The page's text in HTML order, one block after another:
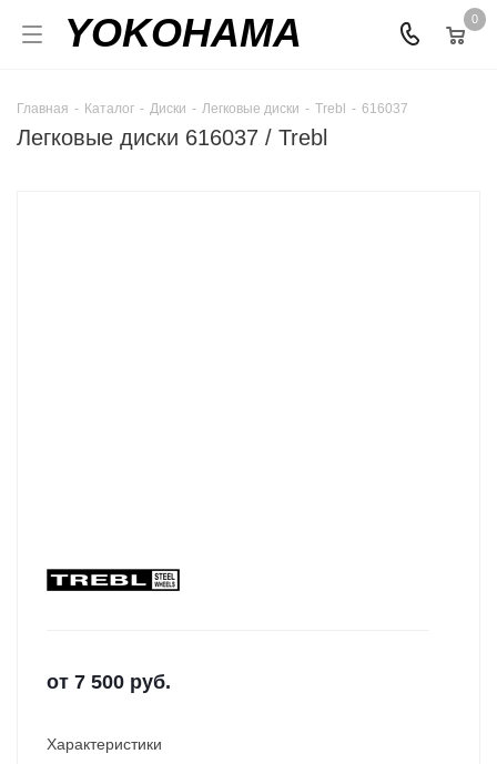
YOKOHAMA 0
Главная - Каталог - Диски - Легковые диски - Trebl - 616037
Легковые диски 616037 / Trebl
от 7 500 руб.
Характеристики